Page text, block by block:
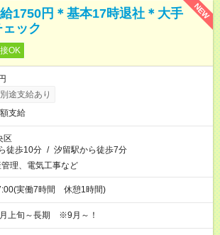
NEW
1750円＊基本17時退社＊大手
ック
OK
途支給あり
支給
区
徒歩10分 / 汐留駅から徒歩7分
理、電気工事など
実働7時間 休憩1時間)
上旬～長期 ※9月～！